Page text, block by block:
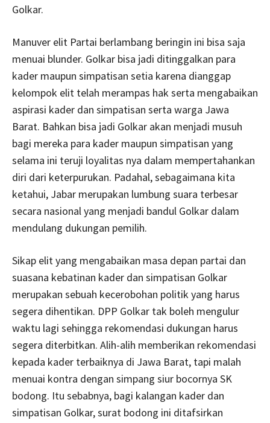
Golkar.
Manuver elit Partai berlambang beringin ini bisa saja
menuai blunder. Golkar bisa jadi ditinggalkan para
kader maupun simpatisan setia karena dianggap
kelompok elit telah merampas hak serta mengabaikan
aspirasi kader dan simpatisan serta warga Jawa
Barat. Bahkan bisa jadi Golkar akan menjadi musuh
bagi mereka para kader maupun simpatisan yang
selama ini teruji loyalitas nya dalam mempertahankan
diri dari keterpurukan. Padahal, sebagaimana kita
ketahui, Jabar merupakan lumbung suara terbesar
secara nasional yang menjadi bandul Golkar dalam
mendulang dukungan pemilih.
Sikap elit yang mengabaikan masa depan partai dan
suasana kebatinan kader dan simpatisan Golkar
merupakan sebuah kecerobohan politik yang harus
segera dihentikan. DPP Golkar tak boleh mengulur
waktu lagi sehingga rekomendasi dukungan harus
segera diterbitkan. Alih-alih memberikan rekomendasi
kepada kader terbaiknya di Jawa Barat, tapi malah
menuai kontra dengan simpang siur bocornya SK
bodong. Itu sebabnya, bagi kalangan kader dan
simpatisan Golkar, surat bodong ini ditafsirkan